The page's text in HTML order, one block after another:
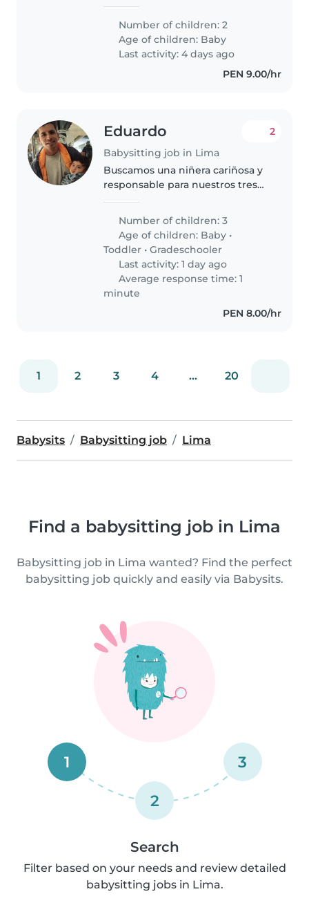
posible con cuidar a dos peques.
Estoy evaluando alguien por mes
de lunes a viernes y alguien..
Number of children: 2
Age of children: Baby
Last activity: 4 days ago
PEN 9.00/hr
Eduardo
Babysitting job in Lima
2
Buscamos una niñera cariñosa y
responsable para nuestros tres
energía. Debe estar cómoda con
actividades y tareas del hogar..
Number of children: 3
Age of children: Baby •
Toddler •Gradeschooler
Last activity: 1 day ago
Average response time: 1
minute
PEN 8.00/hr
1 2 3 4 ... 20
Babysits Babysitting job Lima
Find a babysitting job in Lima
Babysitting job in Lima wanted? Find the perfect
babysitting job quickly and easily via Babysits.
1
2
3
Search
Filter based on your needs and review detailed
babysitting jobs in Lima.